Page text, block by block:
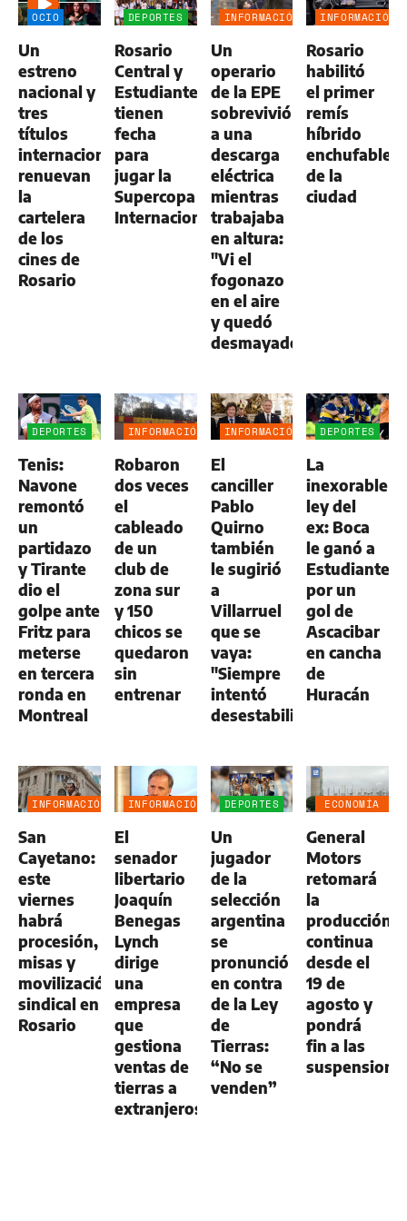
OCIO
Un
estreno
nacional y
tres
títulos
internacionales
renuevan
la
cartelera
de los
cines de
Rosario
DEPORTES
Rosario
Central y
Estudiantes
tienen
fecha
para
jugar la
Supercopa
Internacional
INFORMACIÓN
Un
operario
de la EPE
sobrevivió
a una
descarga
eléctrica
mientras
trabajaba
en altura:
"Vi el
fogonazo
en el aire
y quedó
desmayado"
INFORMACIÓN
Rosario
habilitó
el primer
remís
híbrido
enchufable
de la
ciudad
DEPORTES
Tenis:
Navone
remontó
un
partidazo
y Tirante
dio el
golpe ante
Fritz para
meterse
en tercera
ronda en
Montreal
INFORMACIÓN
Robaron
dos veces
el
cableado
de un
club de
zona sur
y 150
chicos se
quedaron
sin
entrenar
INFORMACIÓN
El
canciller
Pablo
Quirno
también
le sugirió
a
Villarruel
que se
vaya:
"Siempre
intentó
desestabilizar"
DEPORTES
La
inexorable
ley del
ex: Boca
le ganó a
Estudiantes
por un
gol de
Ascacibar
en cancha
de
Huracán
INFORMACIÓN
San
Cayetano:
este
viernes
habrá
procesión,
misas y
movilización
sindical en
Rosario
INFORMACIÓN
El
senador
libertario
Joaquín
Benegas
Lynch
dirige
una
empresa
que
gestiona
ventas de
tierras a
extranjeros
DEPORTES
Un
jugador
de la
selección
argentina
se
pronunció
en contra
de la Ley
de
Tierras:
“No se
venden”
ECONOMÍA
AGRO
General
Motors
retomará
la
producción
continua
desde el
19 de
agosto y
pondrá
fin a las